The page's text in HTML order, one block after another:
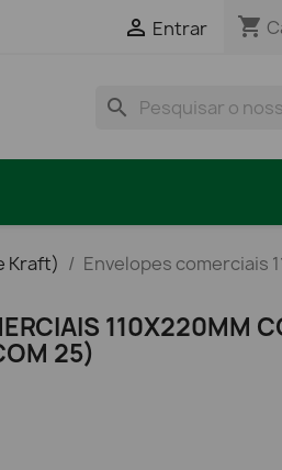
 Entrar shopping_cart
search
Kraft)
Envelopes comerciais
110X220MM
25)